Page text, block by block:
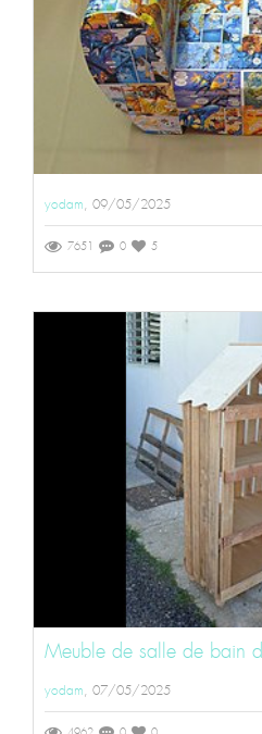
yodam, 09/05/2025
7651 0 5
Meuble de salle de bain d
yodam, 07/05/2025